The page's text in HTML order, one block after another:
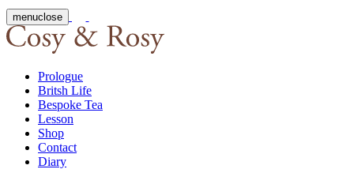
menuclose
Prologue
Britsh Life
Bespoke Tea
Lesson
Shop
Contact
Diary